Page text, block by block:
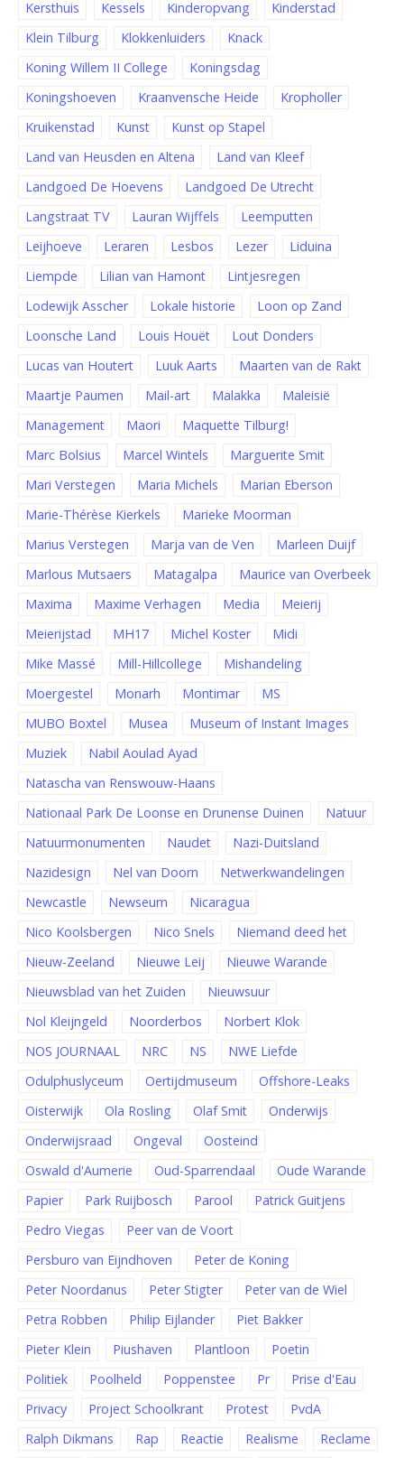
Kersthuis Kessels Kinderopvang
Kinderstad
Klein Tilburg
Klokkenluiders
Knack
Koning Willem II College
Koningsdag
Koningshoeven
Kraanvensche Heide
Kropholler
Kruikenstad
Kunst
Kunst op Stapel
Land van Heusden en Altena
Land van Kleef
Landgoed De Hoevens
Landgoed De Utrecht
Langstraat TV
Lauran Wijffels
Leemputten
Leijhoeve
Leraren Lesbos Lezer
Liduina
Liempde
Lilian van Hamont
Lintjesregen
Lodewijk Asscher
Lokale historie
Loon op Zand
Loonsche Land
Louis Houët
Lout Donders
Lucas van Houtert
Luuk Aarts
Maarten van de Rakt
Maartje Paumen
Mail-art Malakka
Maleisië
Management
Maori
Maquette Tilburg!
Marc Bolsius
Marcel Wintels
Marguerite Smit
Mari Verstegen
Maria Michels
Marian Eberson
Marie-Thérèse Kierkels
Marieke Moorman
Marius Verstegen
Marja van de Ven
Marleen Duijf
Marlous Mutsaers
Matagalpa
Maurice van Overbeek
Maxima
Maxime Verhagen Media
Meierij
Meierijstad
MH17 Michel Koster
Midi
Mike Massé
Mill-Hillcollege
Mishandeling
Moergestel
Monarh Montimar
MS
MUBO Boxtel
Musea
Museum of Instant Images
Muziek
Nabil Aoulad Ayad
Natascha van Renswouw-Haans
Nationaal Park De Loonse en Drunense Duinen
Natuur
Natuurmonumenten
Naudet
Nazi-Duitsland
Nazidesign
Nel van Doorn
Netwerkwandelingen
Newcastle
Newseum
Nicaragua
Nico Koolsbergen
Nico Snels
Niemand deed het
Nieuw-Zeeland
Nieuwe Leij
Nieuwe Warande
Nieuwsblad van het Zuiden
Nieuwsuur
Nol Kleijngeld
Noorderbos
Norbert Klok
NOS JOURNAAL
NRC NS
NWE Liefde
Odulphuslyceum
Oertijdmuseum
Offshore-Leaks
Oisterwijk
Ola Rosling Olaf Smit
Onderwijs
Onderwijsraad
Ongeval
Oosteind
Oswald d'Aumerie
Oud-Sparrendaal
Oude Warande
Papier
Park Ruijbosch Parool
Patrick Guitjens
Pedro Viegas
Peer van de Voort
Persburo van Eijndhoven
Peter de Koning
Peter Noordanus
Peter Stigter
Peter van de Wiel
Petra Robben
Philip Eijlander
Piet Bakker
Pieter Klein
Piushaven Plantloon
Poetin
Politiek
Poolheld Poppenstee Pr
Prise d'Eau
Privacy
Project Schoolkrant Protest
PvdA
Ralph Dikmans
Rap Reactie Realisme
Reclame